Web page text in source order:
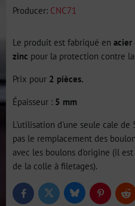
Producer: CNC71
Le produit est fabriqué en acier
zinc pour la protection contre
Prix pour 2 pièces.
Épaisseur : 5 mm
L'utilisation d'une seule cale de
pas le remplacement des
avec les boulons d'origine (il
de la colle à filetages).
FacebookTwitter BlueskyPinterest